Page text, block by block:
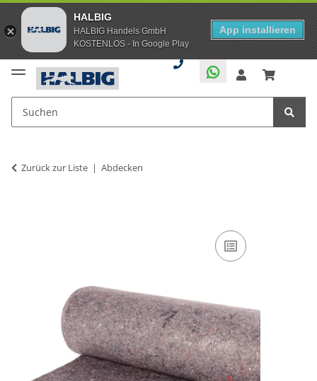
HALBIG
HALBIG Handels GmbH
KOSTENLOS - In Google Play
App installieren
Zurück zur Liste Abdecken